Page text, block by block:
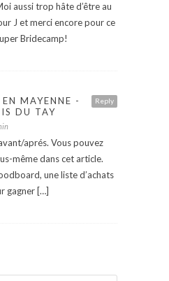
aussi trop hâte d’être au
J et merci encore pour ce
Bridecamp!
Reply
MAYENNE -
DU TAY
aprés. Vous pouvez
même dans cet article.
une liste d’achats
gagner […]